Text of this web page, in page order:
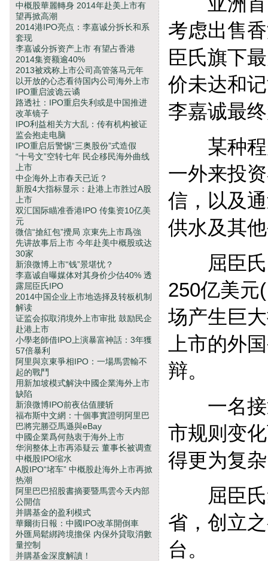
中概股華麗轉身 2014年赴美上市有
望再掀高潮
2014港IPO亮点：李嘉诚分拆长和系
套现
李嘉诚分拆资产上市 有望占香港
2014集资额逾40%
2013被戏称上市公司高管落马元年
以开放的心态看待国内公司海外上市
IPO重启波诡云谲
路透社：IPO重启失利或是中国推进
改革镜子
IPO利益相关方大乱：传有机构被证
监会抱走电脑
IPO重启后警惕“三奥股份”式造假
“十号文”空转七年 民企移民海外曲线
上市
中企海外上市春天已近？
新股4大指标显示：赴港上市胜过A股
上市
双汇国际瞄准香港IPO 传集资10亿美
元
微信“搶紅包”攪局 京東先上市爲強
先讲故事后上市 今年赴美中概股或达
30家
新浪微博上市“钱”景堪忧？
李嘉诚自曝媒体对其身价少估40% 透
露屈臣氏IPO
2014中国企业上市地选择及转板机制
解读
证监会拟取消境外上市审批 鼓励民企
赴港上市
小學老師借IPO上演暴富神話：3年獲
57倍暴利
阿里與京東爭相IPO：一場馬雲輸不
起的戰鬥
用新加坡模式解決中國企業海外上市
缺陷
新浪微博IPO前夜估值腰斩
福布斯中文網：十個事實證明阿里巴
巴將完勝亞馬遜與eBay
中國企業爲何熱衷于海外上市
华润整体上市再添疑云 董事长被调查
中概股IPO缩水
A股IPO“堵车” 中概股赴海外上市再掀
热潮
阿里巴巴招股書摘要暨馬雲今天内部
公開信
并購基金的盈利模式
華爾街日報：中國IPO改革開倒車
外匯局鬆綁跨境擔保 内保外貸取消數
量控制
并購基金深度解讀！
考虑出售
臣氏旗下
价未达和
李嘉诚最
某种程
一外来投
信，以及
供水及其
屈臣氏
250亿美元
场产生巨
上市的外
辩。
一名接
市规则变
得更为复
屈臣氏
省，创立
台。